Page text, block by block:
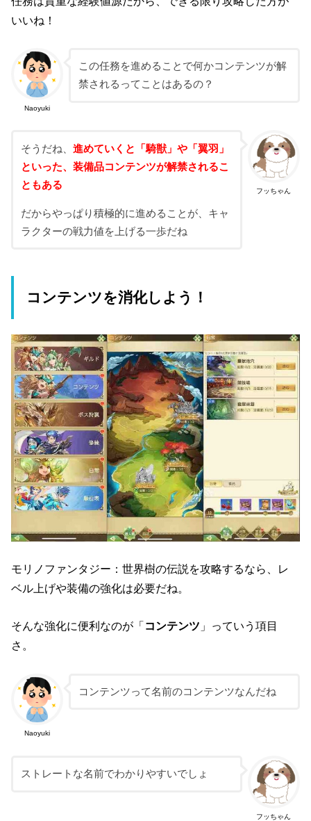
いいね！
Naoyuki
この任務を進めることで何かコンテンツが解
禁されるってことはあるの？
フッちゃん
そうだね、 進めていくと「騎獣」や「翼羽」
といった、装備品コンテンツが解禁されるこ
ともある
だからやっぱり積極的に進めることが、キャ
ラクターの戦力値を上げる一歩だね
コンテンツを消化しよう！
モリノファンタジー：世界樹の伝説を攻略するなら、レ
ベル上げや装備の強化は必要だね。
そんな強化に便利なのが「コンテンツ 」っていう項目
さ。
Naoyuki
コンテンツって名前のコンテンツなんだね
フッちゃん
ストレートな名前でわかりやすいでしょ